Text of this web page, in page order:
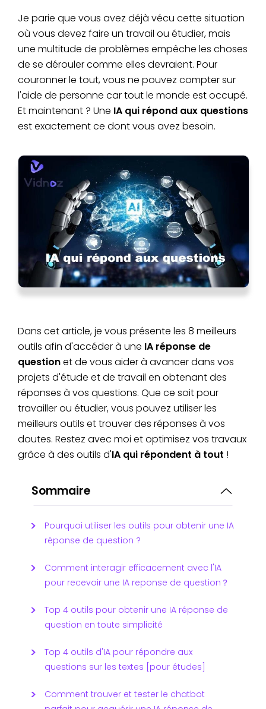
Je parie que vous avez déjà vécu cette situation
où vous devez faire un travail ou étudier, mais
une multitude de problèmes empêche les choses
de se dérouler comme elles devraient. Pour
couronner le tout, vous ne pouvez compter sur
l'aide de personne car tout le monde est occupé.
Et maintenant ? Une IA qui répond aux questions
est exactement ce dont vous avez besoin.
Dans cet article, je vous présente les 8 meilleurs
outils afin d'accéder à une IA réponse de
questionet de vous aider à avancer dans vos
projets d'étude et de travail en obtenant des
réponses à vos questions. Que ce soit pour
travailler ou étudier, vous pouvez utiliser les
meilleurs outils et trouver des réponses à vos
doutes. Restez avec moi et optimisez vos travaux
grâce à des outils d'IA qui répondent à tout !
Sommaire
Pourquoi utiliser les outils pour obtenir une IA
réponse de question ?
Comment interagir efficacement avec l'IA
pour recevoir une IA reponse de question？
Top 4 outils pour obtenir une IA réponse de
question en toute simplicité
Top 4 outils d'IA pour répondre aux
questions sur les textes [pour études]
Comment trouver et tester le chatbot